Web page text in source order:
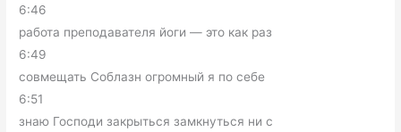
6:46
работа преподавателя йоги — это как раз
6:49
совмещать Соблазн огромный я по себе
6:51
знаю Господи закрыться замкнуться ни с